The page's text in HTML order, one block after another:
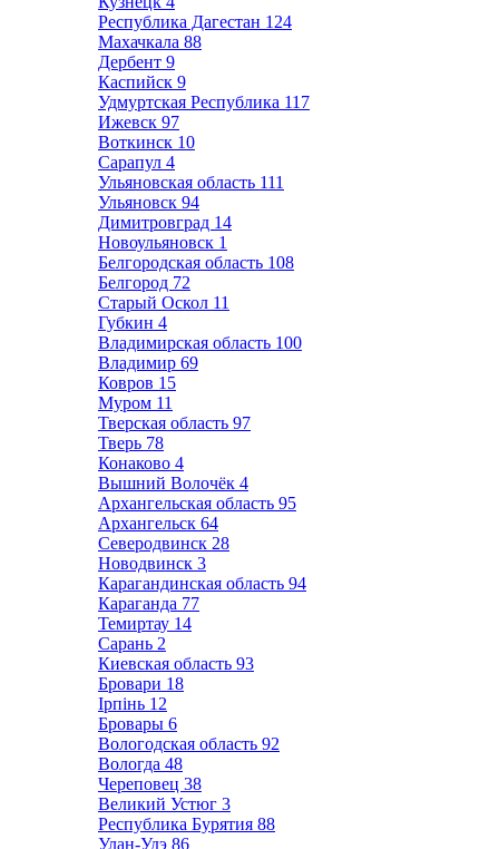
Республика Дагестан 124
Махачкала 88
Дербент 9
Каспийск 9
Удмуртская Республика 117
Ижевск 97
Воткинск 10
Сарапул 4
Ульяновская область 111
Ульяновск 94
Димитровград 14
Новоульяновск 1
Белгородская область 108
Белгород 72
Старый Оскол 11
Губкин 4
Владимирская область 100
Владимир 69
Ковров 15
Муром 11
Тверская область 97
Тверь 78
Конаково 4
Вышний Волочёк 4
Архангельская область 95
Архангельск 64
Северодвинск 28
Новодвинск 3
Карагандинская область 94
Караганда 77
Темиртау 14
Сарань 2
Киевская область 93
Бровари 18
Ірпінь 12
Бровары 6
Вологодская область 92
Вологда 48
Череповец 38
Великий Устюг 3
Республика Бурятия 88
Улан-Удэ 86